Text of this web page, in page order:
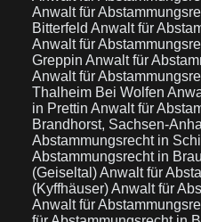
Anwalt für
Bitterfeld Anwalt für
Anwalt für
Greppin Anwalt für
Anwalt für
Thalheim Bei Wolfen
in Prettin Anwalt für
Brandhorst, Sachsen-
Abstammungsrecht in
Abstammungsrecht in
(Geiseltal)Anwalt für
(Kyffhäuser)Anwalt für
Anwalt für